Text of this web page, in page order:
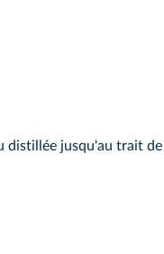
distillée jusqu'au trait